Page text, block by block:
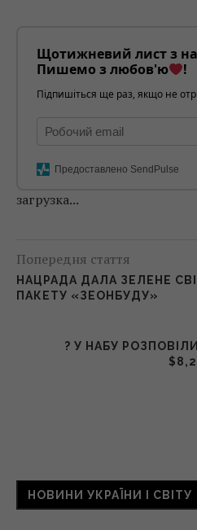
Щотижневий лист з
Пишемо з любов'ю
!
Підпишіться ще раз, якщо не
Предоставлено SendPulse
загрузка...
Попередня стаття
НАЦРАДА ДАЛА ЗЕЛЕНЕ
ПАКЕТУ «ЗЕОНБУДУ»
? У НАБУ
НОВИНИ УКРАЇНИ І СВІТУ